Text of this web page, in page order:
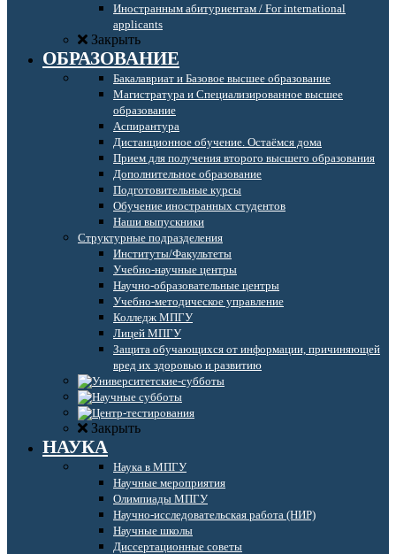
Иностранным абитуриентам / For international
applicants
Закрыть
ОБРАЗОВАНИЕ
Бакалавриат и Базовое высшее образование
Магистратура и Специализированное высшее
образование
Аспирантура
Дистанционное обучение. Остаёмся дома
Прием для получения второго высшего образования
Дополнительное образование
Подготовительные курсы
Обучение иностранных студентов
Наши выпускники
Структурные подразделения
Институты/Факультеты
Учебно-научные центры
Научно-образовательные центры
Учебно-методическое управление
Колледж МПГУ
Лицей МПГУ
Защита обучающихся от информации, причиняющей
вред их здоровью и развитию
Закрыть
НАУКА
Наука в МПГУ
Научные мероприятия
Олимпиады МПГУ
Научно-исследовательская работа (НИР)
Научные школы
Диссертационные советы